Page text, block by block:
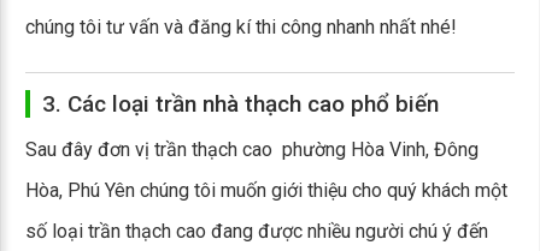
chúng tôi tư vấn và đăng kí thi công nhanh nhất nhé!
3. Các loại trần nhà thạch cao phổ biến
Sau đây đơn vị trần thạch cao phường Hòa Vinh, Đông
Hòa, Phú Yên chúng tôi muốn giới thiệu cho quý khách một
số loại trần thạch cao đang được nhiều người chú ý đến